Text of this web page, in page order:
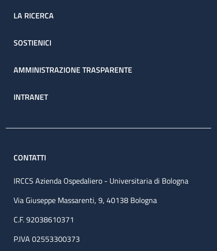
LA RICERCA
SOSTIENICI
AMMINISTRAZIONE TRASPARENTE
INTRANET
CONTATTI
IRCCS Azienda Ospedaliero - Universitaria di Bologna
Via Giuseppe Massarenti, 9, 40138 Bologna
C.F. 92038610371
P.IVA 02553300373